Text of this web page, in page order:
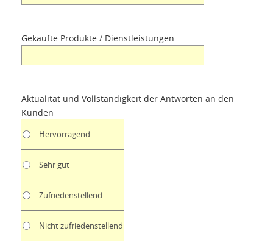
Gekaufte Produkte / Dienstleistungen
Aktualität und Vollständigkeit der Antworten an den
Kunden
Hervorragend
Sehr gut
Zufriedenstellend
Nicht zufriedenstellend